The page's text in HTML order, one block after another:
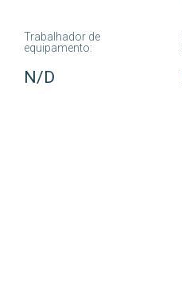
Trabalhador de
equipamento:
N/D